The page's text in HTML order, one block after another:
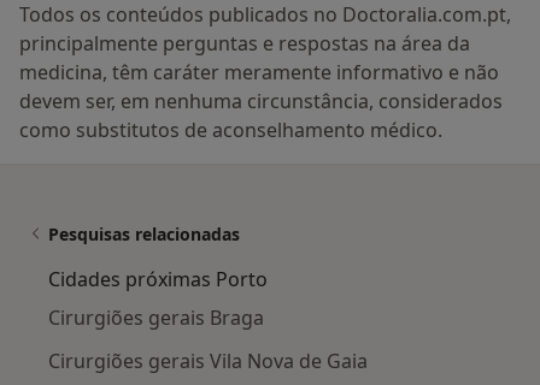
Todos os conteúdos publicados no Doctoralia.com.pt,
principalmente perguntas e respostas na área da
medicina, têm caráter meramente informativo e não
devem ser, em nenhuma circunstância, considerados
como substitutos de aconselhamento médico.
Pesquisas relacionadas
Cidades próximas Porto
Cirurgiões gerais Braga
Cirurgiões gerais Vila Nova de Gaia